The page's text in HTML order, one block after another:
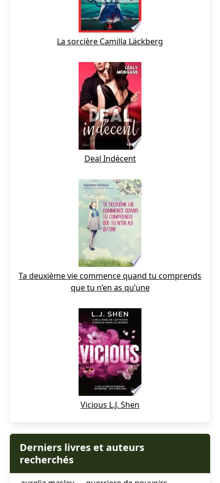
La sorcière Camilla Läckberg
Deal Indécent
Ta deuxième vie commence quand tu comprends
que tu n’en as qu’une
Vicious L.J. Shen
Derniers livres et auteurs
recherchés